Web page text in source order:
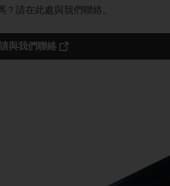
請在此處與我們聯絡。
與我們聯絡